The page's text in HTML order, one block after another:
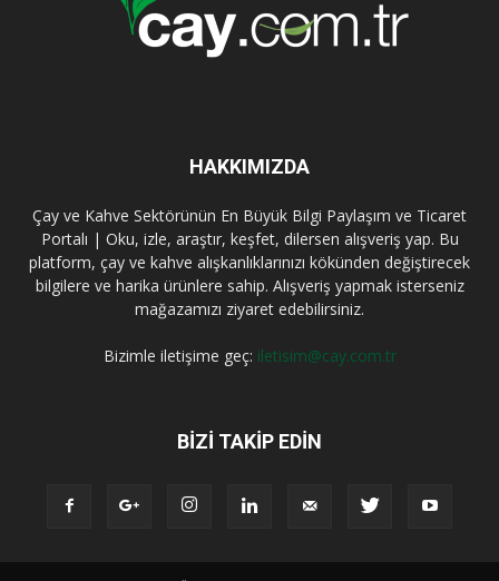
HAKKIMIZDA
Çay ve Kahve Sektörünün En Büyük Bilgi Paylaşım ve Ticaret
Portalı | Oku, izle, araştır, keşfet, dilersen alışveriş yap. Bu
platform, çay ve kahve alışkanlıklarınızı kökünden değiştirecek
bilgilere ve harika ürünlere sahip. Alışveriş yapmak isterseniz
mağazamızı ziyaret edebilirsiniz.
Bizimle iletişime geç: iletisim@cay.com.tr
BIZI TAKIP EDIN